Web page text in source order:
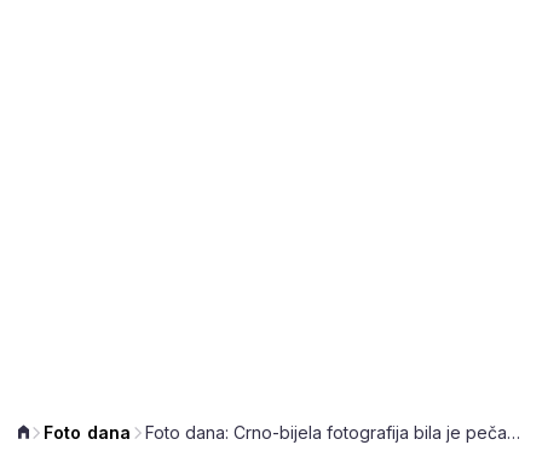
Foto dana Foto dana: Crno-bijela fotografija bila je pečat životnih trenutaka